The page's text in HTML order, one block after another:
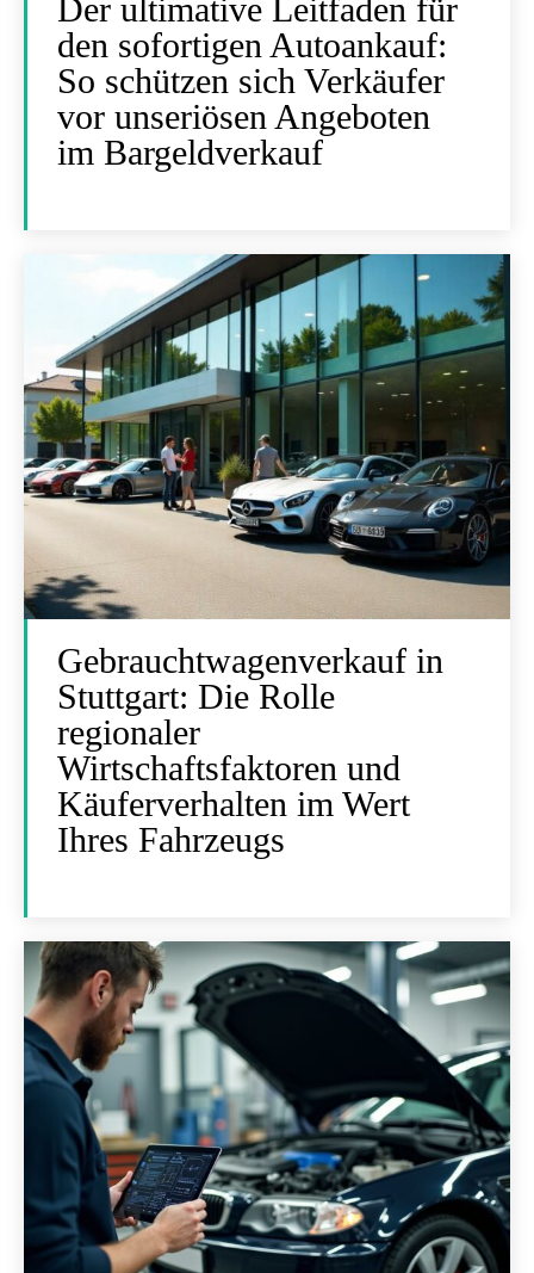
Der ultimative Leitfaden für
den sofortigen Autoankauf:
So schützen sich Verkäufer
vor unseriösen Angeboten
im Bargeldverkauf
Gebrauchtwagenverkauf in
Stuttgart: Die Rolle
regionaler
Wirtschaftsfaktoren und
Käuferverhalten im Wert
Ihres Fahrzeugs